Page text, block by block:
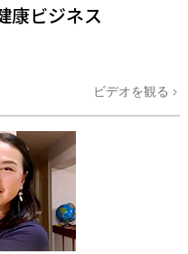
康ビジネス
ビデオを観る